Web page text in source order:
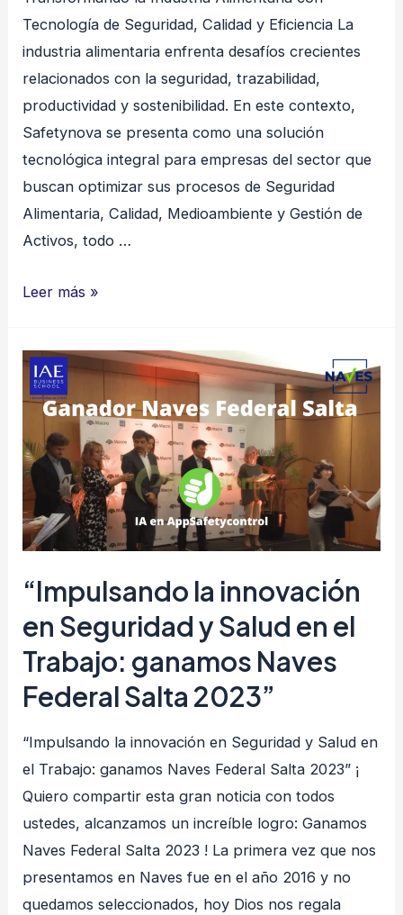
Tecnología de Seguridad, Calidad y Eficiencia La
industria alimentaria enfrenta desafíos crecientes
relacionados con la seguridad, trazabilidad,
productividad y sostenibilidad. En este contexto,
Safetynova se presenta como una solución
tecnológica integral para empresas del sector que
buscan optimizar sus procesos de Seguridad
Alimentaria, Calidad, Medioambiente y Gestión de
Activos, todo …
Transformando
Alimentaria
con
Tecnología
de
Seguridad,
Calidad
y
Leer más »
“Impulsando la innovación
en Seguridad y Salud en el
Trabajo: ganamos Naves
Federal Salta 2023”
“Impulsando la innovación en Seguridad y Salud en
el Trabajo: ganamos Naves Federal Salta 2023” ¡
Quiero compartir esta gran noticia con todos
ustedes, alcanzamos un increíble logro: Ganamos
Naves Federal Salta 2023 ! La primera vez que nos
presentamos en Naves fue en el año 2016 y no
quedamos seleccionados, hoy Dios nos regala